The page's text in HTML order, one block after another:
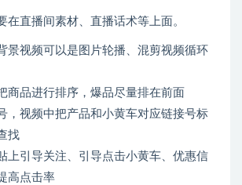
在直播间素材、直播话术等上面。
景视频可以是图片轮播、混剪视频循环
商品进行排序，爆品尽量排在前面
，视频中把产品和小黄车对应链接号标
找
上引导关注、引导点击小黄车、优惠信
高点击率